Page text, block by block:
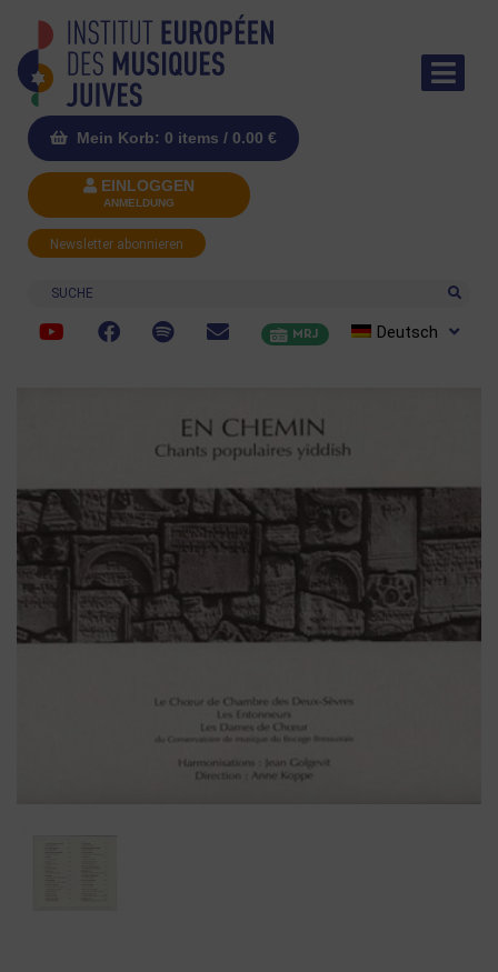
Mein Korb: 0 items / 0.00 €
EINLOGGEN
ANMELDUNG
Newsletter abonnieren
Suche
MRJ Deutsch